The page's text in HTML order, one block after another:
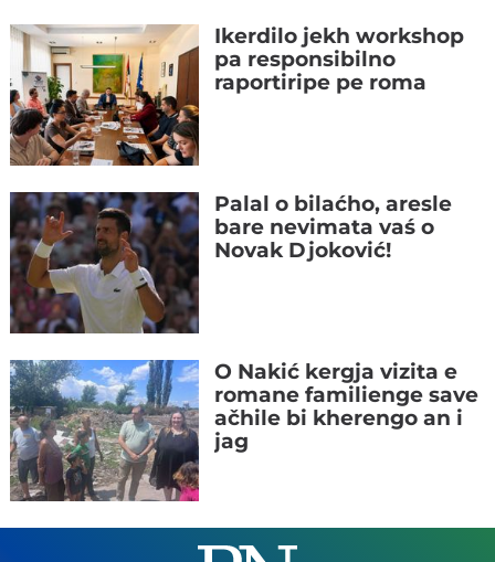
Ikerdilo jekh workshop
pa responsibilno
raportiripe pe roma
Palal o bilaćho, aresle
bare nevimata vaś o
Novak Djoković!
O Nakić kergja vizita e
romane familienge save
ačhile bi kherengo an i
jag
Romane